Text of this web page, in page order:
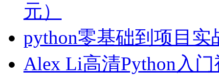
元）
python零基础到项目实
Alex Li高清Python入